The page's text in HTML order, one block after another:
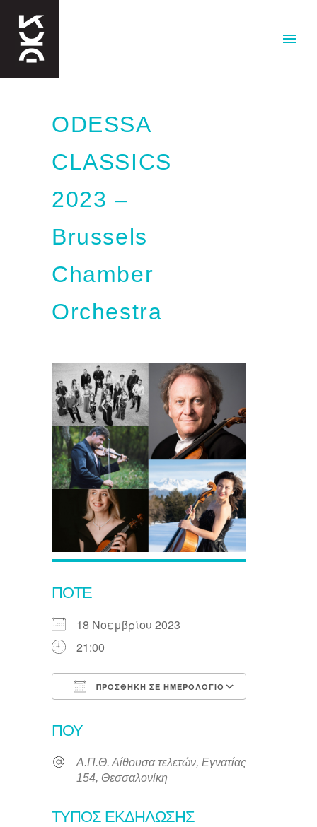
ODESSA
CLASSICS
2023 –
Brussels
Chamber
Orchestra
ΠΌΤΕ
18 Νοεμβρίου 2023
21:00
ΠΡΟΣΘΉΚΗ ΣΕ ΗΜΕΡΟΛΌΓΙΟ
ΠΟΎ
Α.Π.Θ. Αίθουσα τελετών, Εγνατίας
154, Θεσσαλονίκη
ΤΎΠΟΣ ΕΚΔΉΛΩΣΗΣ